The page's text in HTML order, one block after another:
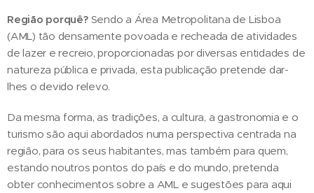
Região porquê?Sendo a Área Metropolitana de Lisboa
(AML) tão densamente povoada e recheada de atividades
de lazer e recreio, proporcionadas por diversas entidades de
natureza pública e privada, esta publicação pretende dar-
lhes o devido relevo.
Da mesma forma, as tradições, a cultura, a gastronomia e o
turismo são aqui abordados numa perspectiva centrada na
região, para os seus habitantes, mas também para quem,
estando noutros pontos do país e do mundo, pretenda
obter conhecimentos sobre a AML e sugestões para aqui